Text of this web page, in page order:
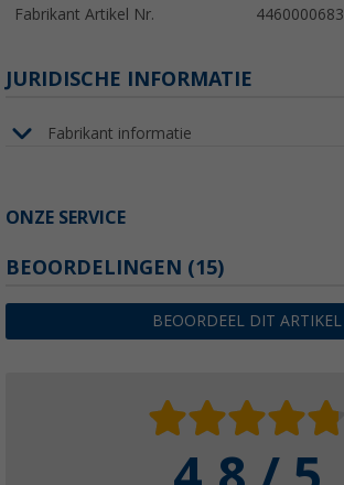
Fabrikant Artikel Nr. 4460000683
JURIDISCHE INFORMATIE
Fabrikant informatie
ONZE SERVICE
BEOORDELINGEN (15)
BEOORDEEL DIT ARTIKEL